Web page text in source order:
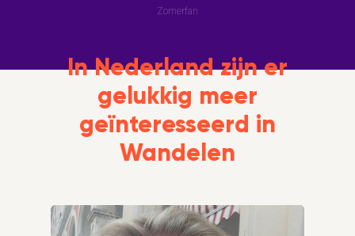
Zomerfan
In Nederland zijn er
gelukkig meer
geïnteresseerd in
Wandelen